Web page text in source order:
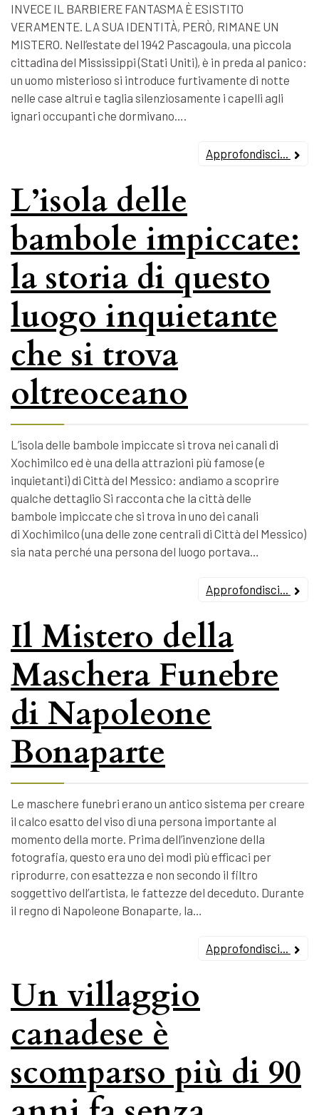
INVECE IL BARBIERE FANTASMA È ESISTITO
VERAMENTE. LA SUA IDENTITÀ, PERÒ, RIMANE UN
MISTERO. Nell’estate del 1942 Pascagoula, una piccola
cittadina del Mississippi (Stati Uniti), è in preda al panico:
un uomo misterioso si introduce furtivamente di notte
nelle case altrui e taglia silenziosamente i capelli agli
ignari occupanti che dormivano….
Approfondisci...
L’isola delle
bambole impiccate:
la storia di questo
luogo inquietante
che si trova
oltreoceano
L’isola delle bambole impiccate si trova nei canali di
Xochimilco ed è una della attrazioni più famose (e
inquietanti) di Città del Messico: andiamo a scoprire
qualche dettaglio Si racconta che la città delle
bambole impiccate che si trova in uno dei canali
di Xochimilco (una delle zone centrali di Città del Messico)
sia nata perché una persona del luogo portava…
Approfondisci...
Il Mistero della
Maschera Funebre
di Napoleone
Bonaparte
Le maschere funebri erano un antico sistema per creare
il calco esatto del viso di una persona importante al
momento della morte. Prima dell’invenzione della
fotografia, questo era uno dei modi più efficaci per
riprodurre, con esattezza e non secondo il filtro
soggettivo dell’artista, le fattezze del deceduto. Durante
il regno di Napoleone Bonaparte, la…
Approfondisci...
Un villaggio
canadese è
scomparso più di 90